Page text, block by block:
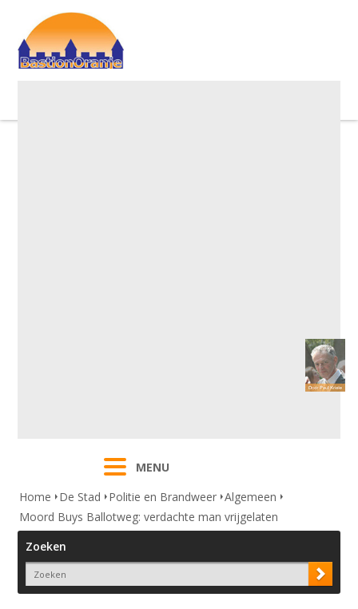
MENU
Home
De Stad Politie en Brandweer Algemeen
Moord Buys Ballotweg: verdachte man vrijgelaten
Zoeken